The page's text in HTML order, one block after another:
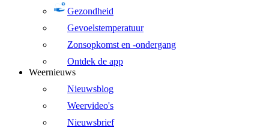
Gezondheid
Gevoelstemperatuur
Zonsopkomst en -ondergang
Ontdek de app
Weernieuws
Nieuwsblog
Weervideo's
Nieuwsbrief